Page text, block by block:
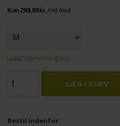
Størrelsesguide
Bestil indenfor